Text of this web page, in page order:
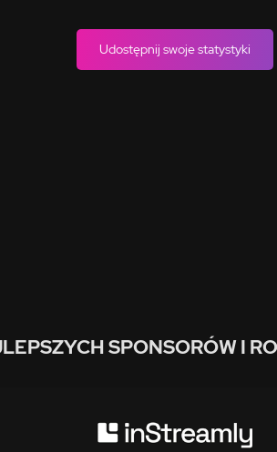
Udostępnij swoje statystyki
SPONSORÓW I